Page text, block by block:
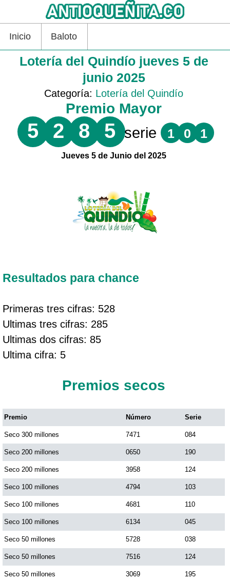
Inicio Baloto
Lotería del Quindío jueves 5 de
junio 2025
Categoría: Lotería del Quindío
Premio Mayor
5 2 8 5 serie 1 0 1
Jueves 5 de Junio del 2025
Resultados para chance
Primeras tres cifras: 528
Ultimas tres cifras: 285
Ultimas dos cifras: 85
Ultima cifra: 5
Premios secos
Premio Número Serie
Seco 300 millones 7471 084
Seco 200 millones 0650 190
Seco 200 millones 3958 124
Seco 100 millones 4794 103
Seco 100 millones 4681 110
Seco 100 millones 6134 045
Seco 50 millones 5728 038
Seco 50 millones 7516 124
Seco 50 millones 3069 195